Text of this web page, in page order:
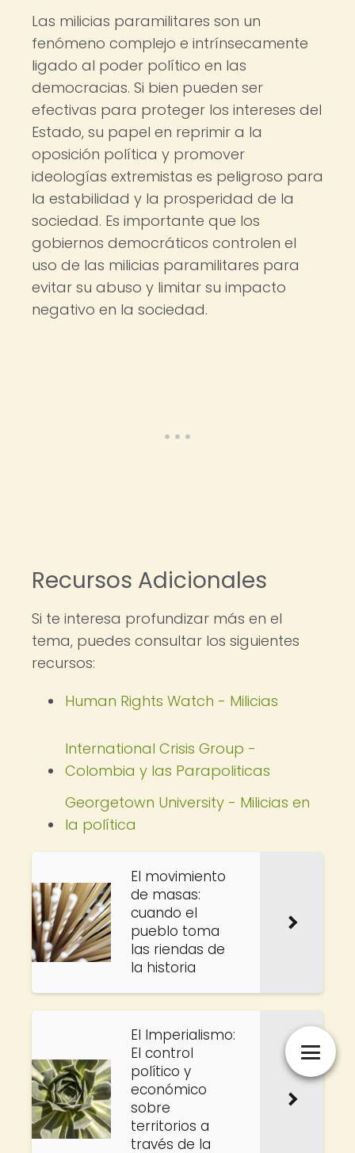
Las milicias paramilitares son un
fenómeno complejo e intrínsecamente
ligado al poder político en las
democracias. Si bien pueden ser
efectivas para proteger los intereses del
Estado, su papel en reprimir a la
oposición política y promover
ideologías extremistas es peligroso para
la estabilidad y la prosperidad de la
sociedad. Es importante que los
gobiernos democráticos controlen el
uso de las milicias paramilitares para
evitar su abuso y limitar su impacto
negativo en la sociedad.
Recursos Adicionales
Si te interesa profundizar más en el
tema, puedes consultar los siguientes
recursos:
Human Rights Watch - Milicias
International Crisis Group -
Colombia y las Parapoliticas
Georgetown University - Milicias en
la política
El movimiento
de masas:
cuando el
pueblo toma
las riendas de
la historia
El Imperialismo:
El control
político y
económico
sobre
territorios a
través de la